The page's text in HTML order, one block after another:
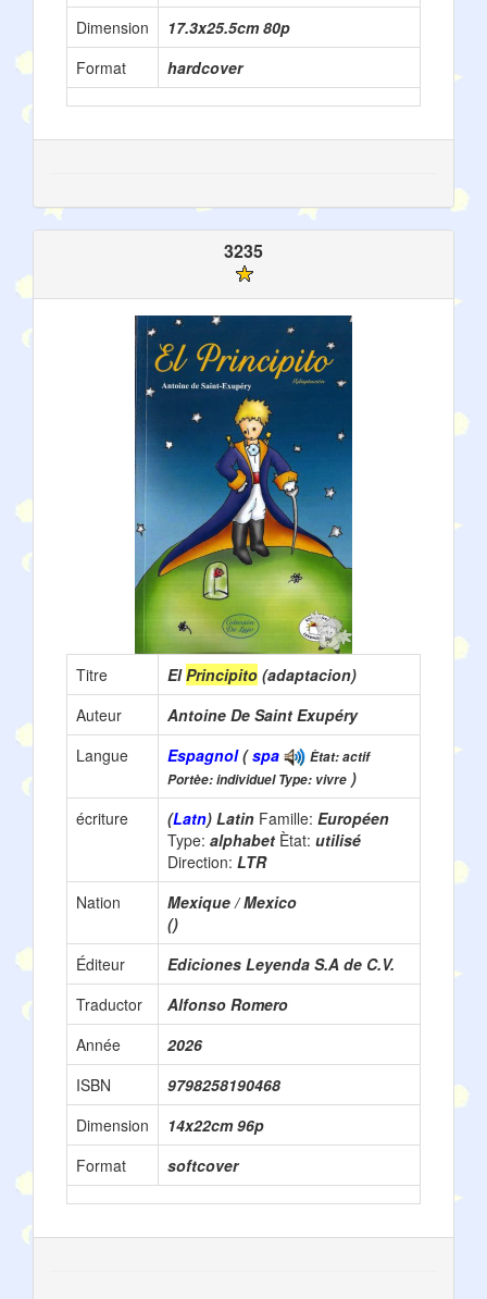
Dimension
17.3x25.5cm 80p
Format
hardcover
3235
Titre ElPrincipito (adaptacion)
Auteur
Antoine De Saint Exupéry
Langue
Espagnol(spa
Ètat: actif
Portèe: individuel Type: vivre )
écriture
(Latn) Latin Famille: Européen
Type: alphabet Ètat: utilisé
Direction: LTR
Nation
Mexique / Mexico
()
Éditeur
Ediciones Leyenda S.A de C.V.
Traductor
Alfonso Romero
Année
2026
ISBN
9798258190468
Dimension
14x22cm 96p
Format
softcover